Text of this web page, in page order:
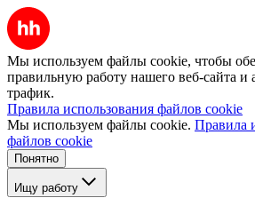
Мы используем файлы cookie, чтобы
правильную работу нашего веб-сайта и
трафик.
Правила использования файлов cookie
Мы используем файлы cookie. Правила
файлов cookie
Понятно
Ищу работу